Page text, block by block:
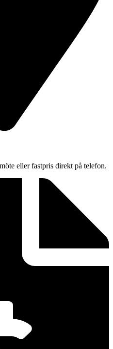
eller fastpris direkt på telefon.